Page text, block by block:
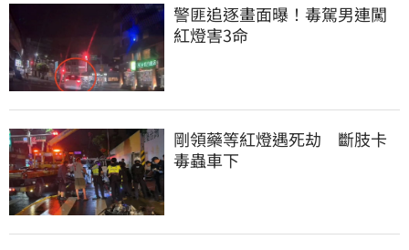
警匪追逐畫面曝！毒駕男連闖
紅燈害3命
剛領藥等紅燈遇死劫　斷肢卡
毒蟲車下